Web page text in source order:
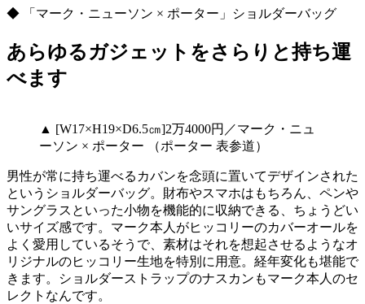
◆ 「マーク・ニューソン × ポーター」ショルダーバッグ
あらゆるガジェットをさらりと持ち運
べます
▲ [W17×H19×D6.5㎝]2万4000円／マーク・ニュ
ーソン × ポーター （ポーター 表参道）
男性が常に持ち運べるカバンを念頭に置いてデザインされた
というショルダーバッグ。財布やスマホはもちろん、ペンや
サングラスといった小物を機能的に収納できる、ちょうどい
いサイズ感です。マーク本人がヒッコリーのカバーオールを
よく愛用しているそうで、素材はそれを想起させるようなオ
リジナルのヒッコリー生地を特別に用意。経年変化も堪能で
きます。ショルダーストラップのナスカンもマーク本人のセ
レクトなんです。